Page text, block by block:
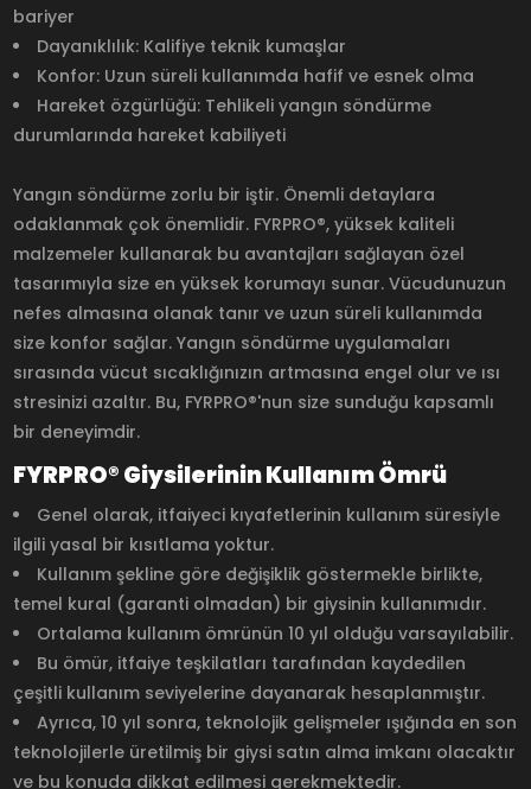
bariyer
Dayanıklılık: Kalifiye teknik kumaşlar
Konfor: Uzun süreli kullanımda hafif ve esnek olma
Hareket özgürlüğü: Tehlikeli yangın söndürme
durumlarında hareket kabiliyeti
Yangın söndürme zorlu bir iştir. Önemli detaylara
odaklanmak çok önemlidir. FYRPRO®, yüksek kaliteli
malzemeler kullanarak bu avantajları sağlayan özel
tasarımıyla size en yüksek korumayı sunar. Vücudunuzun
nefes almasına olanak tanır ve uzun süreli kullanımda
size konfor sağlar. Yangın söndürme uygulamaları
sırasında vücut sıcaklığınızın artmasına engel olur ve ısı
stresinizi azaltır. Bu, FYRPRO®'nun size sunduğu kapsamlı
bir deneyimdir.
FYRPRO® Giysilerinin Kullanım Ömrü
Genel olarak, itfaiyeci kıyafetlerinin kullanım süresiyle
ilgili yasal bir kısıtlama yoktur.
Kullanım şekline göre değişiklik göstermekle birlikte,
temel kural (garanti olmadan) bir giysinin kullanımıdır.
Ortalama kullanım ömrünün 10 yıl olduğu varsayılabilir.
Bu ömür, itfaiye teşkilatları tarafından kaydedilen
çeşitli kullanım seviyelerine dayanarak hesaplanmıştır.
Ayrıca, 10 yıl sonra, teknolojik gelişmeler ışığında en son
teknolojilerle üretilmiş bir giysi satın alma imkanı olacaktır
ve bu konuda dikkat edilmesi gerekmektedir.